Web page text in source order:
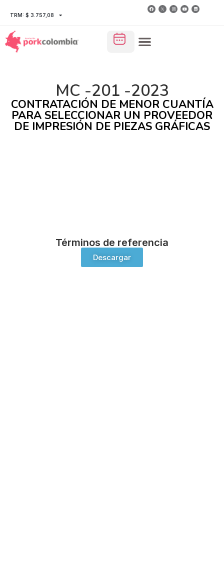
TRM: $ 3.757,08
MC -201 -2023
CONTRATACIÓN DE MENOR CUANTÍA
PARA SELECCIONAR UN PROVEEDOR
DE IMPRESIÓN DE PIEZAS GRÁFICAS
Términos de referencia
Descargar